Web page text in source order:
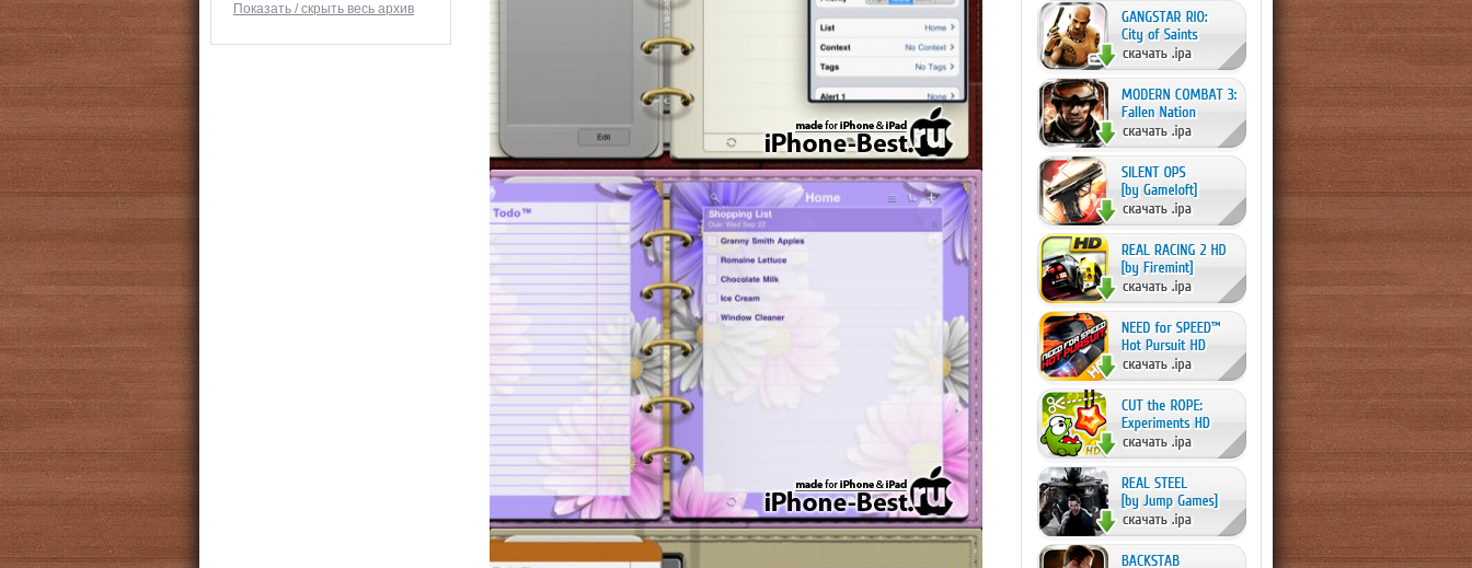
Показать / скрыть весь архив